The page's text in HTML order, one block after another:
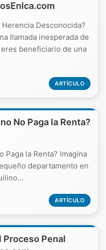
Desconocida?
llamada inesperada de
beneficiario de una
ARTÍCULO
No Paga la Renta?
Paga la Renta? Imagina
departamento en
ARTÍCULO
Proceso Penal